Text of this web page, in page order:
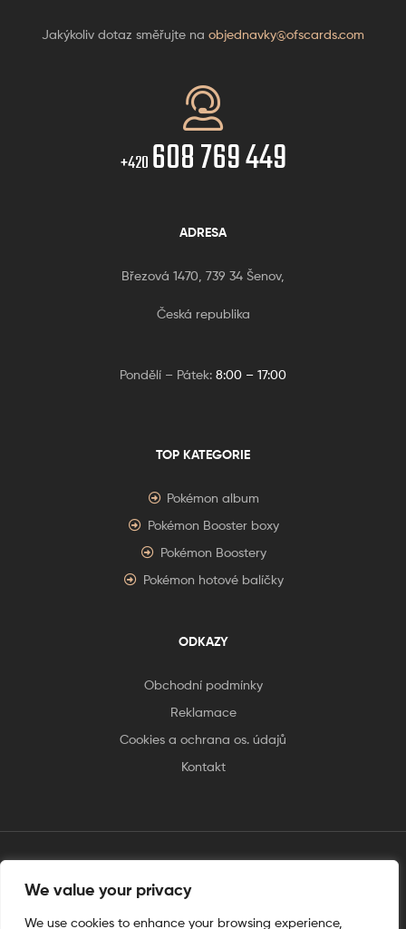
We value your privacy
We use cookies to enhance your browsing experience,
Jakýkoliv dotaz směřujte na objednavky@ofscards.com
+420 608 769 449
ADRESA
Březová 1470, 739 34 Šenov,
Česká republika
Pondělí – Pátek: 8:00 – 17:00
TOP KATEGORIE
Pokémon album
Pokémon Booster boxy
Pokémon Boostery
Pokémon hotové balíčky
ODKAZY
Obchodní podmínky
Reklamace
Cookies a ochrana os. údajů
Kontakt
tento web je vytvořen úplnějinak